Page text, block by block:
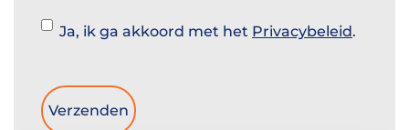
Instemming
Ja, ik ga akkoord met het Privacybeleid.